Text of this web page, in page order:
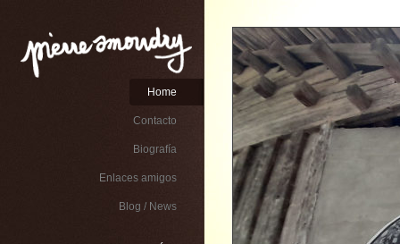
Home
Contacto
Biografía
Enlaces amigos
Blog / News